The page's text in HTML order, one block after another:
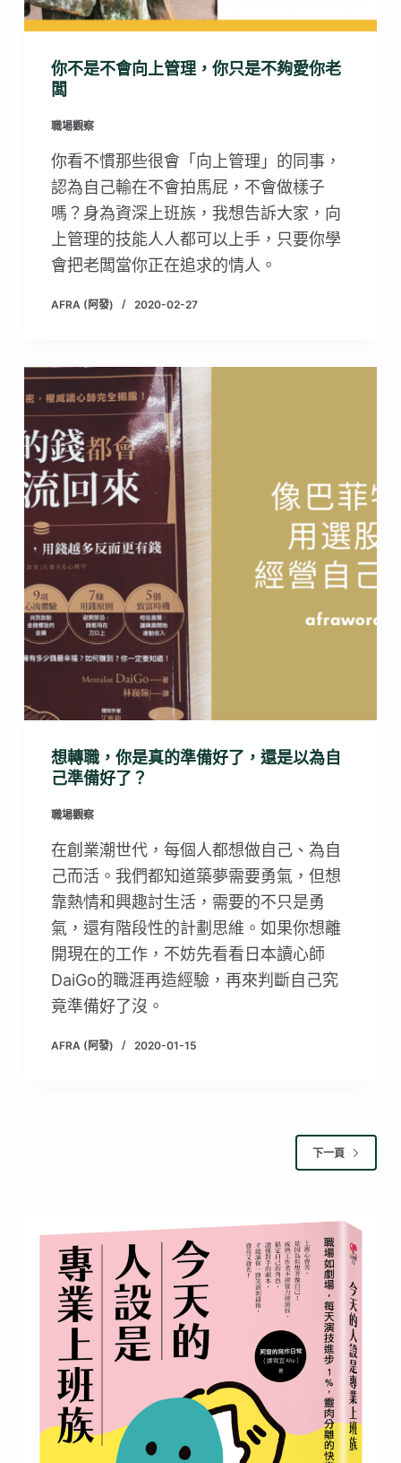
你不是不會向上管理，你只是不夠愛你老
闆
職場觀察
你看不慣那些很會「向上管理」的同事，
認為自己輸在不會拍馬屁，不會做樣子
嗎？身為資深上班族，我想告訴大家，向
上管理的技能人人都可以上手，只要你學
會把老闆當你正在追求的情人。
AFRA (阿發) 2020-02-27
想轉職，你是真的準備好了，還是以為自
己準備好了？
職場觀察
在創業潮世代，每個人都想做自己、為自
己而活。我們都知道築夢需要勇氣，但想
靠熱情和興趣討生活，需要的不只是勇
氣，還有階段性的計劃思維。如果你想離
開現在的工作，不妨先看看日本讀心師
DaiGo的職涯再造經驗，再來判斷自己究
竟準備好了沒。
AFRA (阿發) 2020-01-15
下一頁